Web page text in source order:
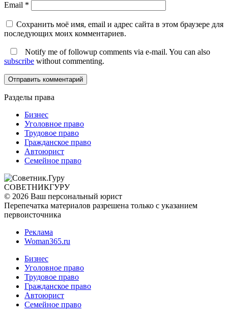
Email *
Сохранить моё имя, email и адрес сайта в этом браузере для
последующих моих комментариев.
Notify me of followup comments via e-mail. You can also
subscribe without commenting.
Разделы права
Бизнес
Уголовное право
Трудовое право
Гражданское право
Автоюрист
Семейное право
СОВЕТНИКГУРУ
© 2026 Ваш персональный юрист
Перепечатка материалов разрешена только с указанием
первоисточника
Реклама
Woman365.ru
Бизнес
Уголовное право
Трудовое право
Гражданское право
Автоюрист
Семейное право